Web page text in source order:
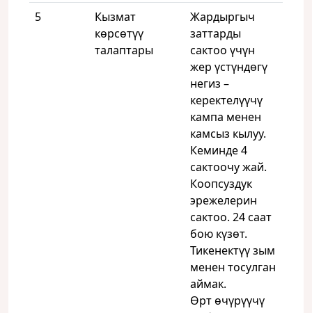
5
Кызмат
көрсөтүү
талаптары
Жардыргыч
заттарды
сактоо үчүн
жер үстүндөгү
негиз –
керектелүүчү
кампа менен
камсыз кылуу.
Кеминде 4
сактоочу жай.
Коопсуздук
эрежелерин
сактоо. 24 саат
бою күзөт.
Тикенектүү зым
менен тосулган
аймак.
Өрт өчүрүүчү